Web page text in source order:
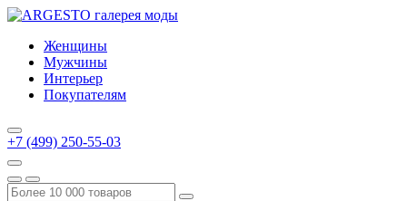
Женщины
Мужчины
Интерьер
Покупателям
+7 (499) 250-55-03